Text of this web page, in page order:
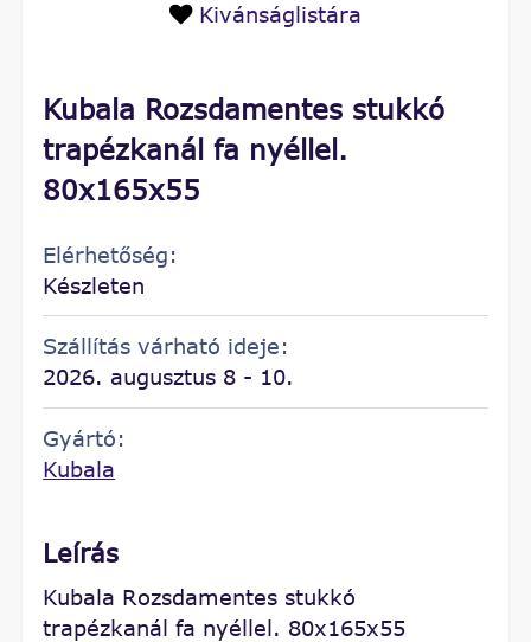
Kubala Rozsdamentes stukkó
trapézkanál fa nyéllel.
80x165x55
Elérhetőség:
Készleten
Szállítás várható ideje:
2026. augusztus 8 - 10.
Gyártó:
Kubala
Leírás
Kubala Rozsdamentes stukkó
trapézkanál fa nyéllel. 80x165x55
Kivánságlistára